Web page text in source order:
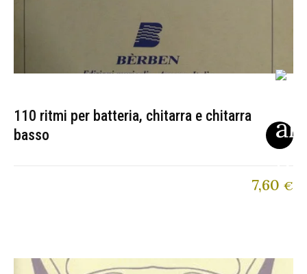
110 ritmi per batteria, chitarra e chitarra
basso
7,60 €